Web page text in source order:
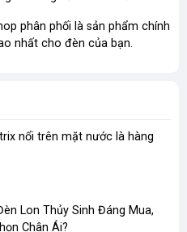
phân phối là sản phẩm chính
nhất cho đèn của bạn.
nổi trên mặt nước là hàng
Lon Thủy Sinh Đáng Mua,
Chân Ái?